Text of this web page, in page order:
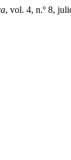
, vol. 4, n.º 8,